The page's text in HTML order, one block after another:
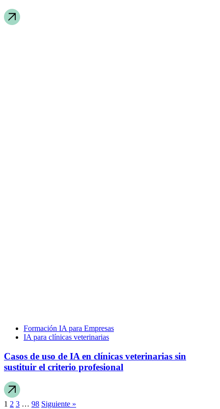
Formación IA para Empresas
IA para clínicas veterinarias
Casos de uso de IA en clínicas veterinarias sin
sustituir el criterio profesional
1 2 3 … 98 Siguiente »